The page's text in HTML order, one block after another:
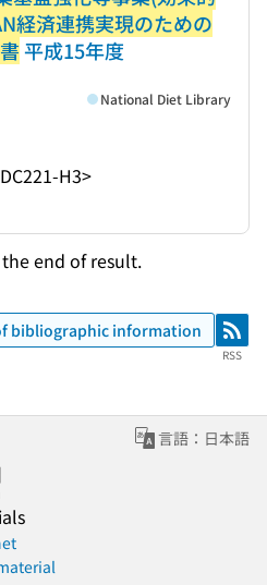
経済連携実現のための
平成15年度
H3>
National Diet Library
end of result.
bibliographic information RSS
RSS
言語：日本語